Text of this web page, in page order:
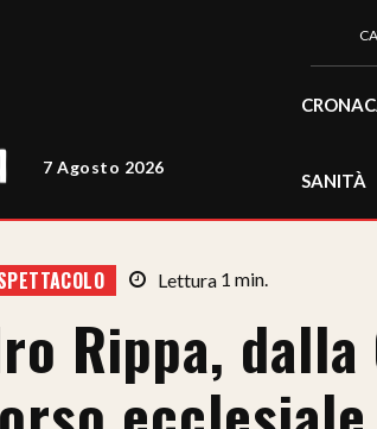
7 Agosto 2026
SANITÀ
Lettura 1 min.
Rippa,